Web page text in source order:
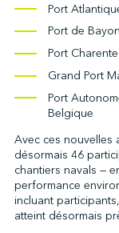
Port
Port de
Port
Grand Port
Port
Belgique
Avec ces nouvelles
désormais 46
chantiers navals —
performance
incluant
atteint désormais